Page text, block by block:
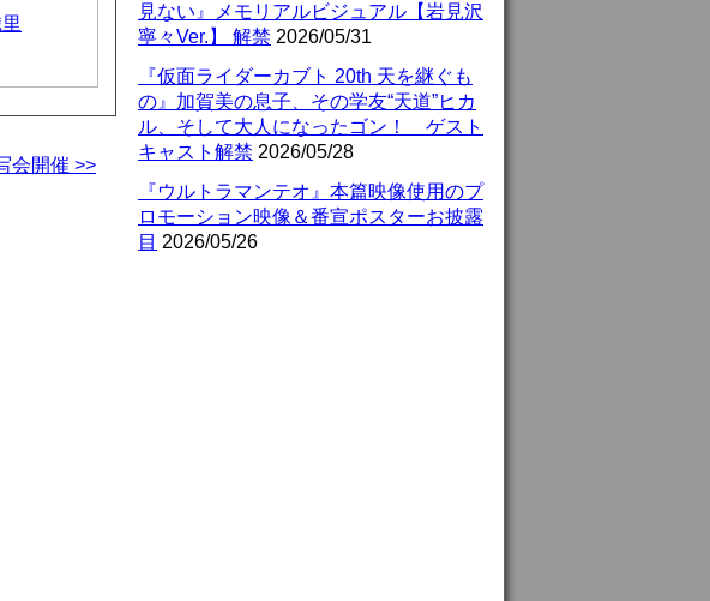
会開催 >>
見ない』メモリアルビジュアル【岩見沢
寧々Ver.】 解禁 2026/05/31
『仮面ライダーカブト 20th 天を継ぐも
の』加賀美の息子、その学友“天道”ヒカ
ル、そして大人になったゴン！ ゲスト
キャスト解禁 2026/05/28
『ウルトラマンテオ』本篇映像使用のプ
ロモーション映像＆番宣ポスターお披露
目 2026/05/26